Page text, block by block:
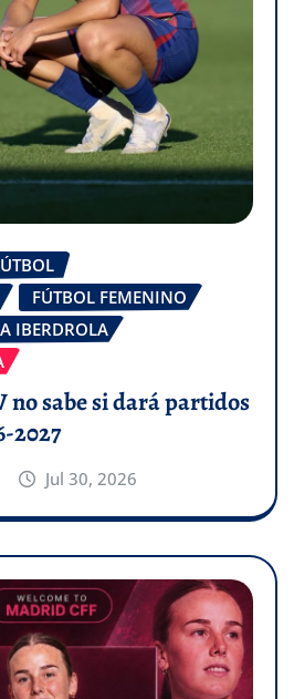
FÚTBOL FEMENINO
IBERDROLA
no sabe si dará partidos
2027
Jul 30, 2026